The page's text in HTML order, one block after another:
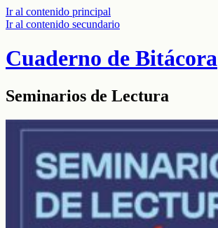
Ir al contenido principal
Ir al contenido secundario
Cuaderno de Bitácora
Seminarios de Lectura